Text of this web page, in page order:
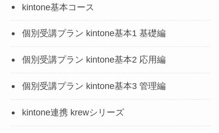
kintone基本コース
個別受講プラン kintone基本1 基礎編
個別受講プラン kintone基本2 応用編
個別受講プラン kintone基本3 管理編
kintone連携 krewシリーズ